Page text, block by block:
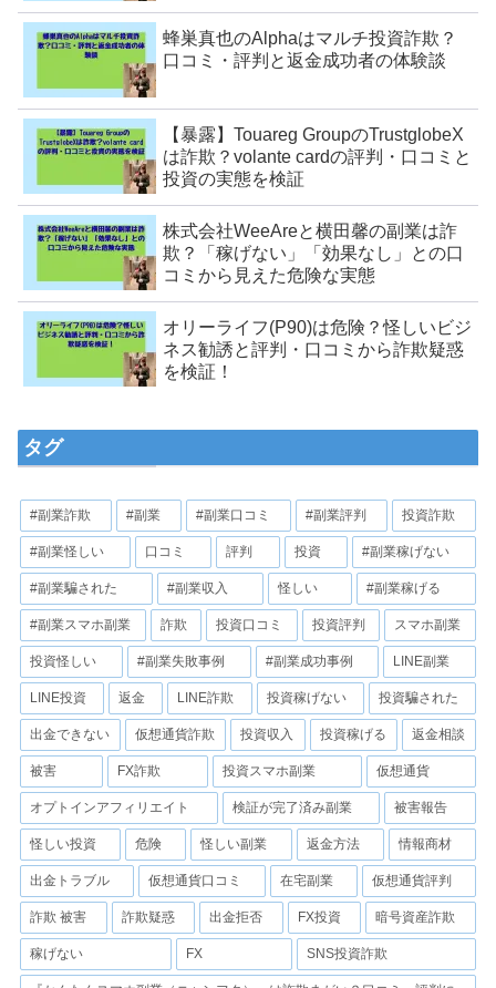
蜂巣真也のAlphaはマルチ投資詐欺？
口コミ・評判と返金成功者の体験談
【暴露】Touareg GroupのTrustglobeX
は詐欺？volante cardの評判・口コミと
投資の実態を検証
株式会社WeeAreと横田馨の副業は詐
欺？「稼げない」「効果なし」との口
コミから見えた危険な実態
オリーライフ(P90)は危険？怪しいビジ
ネス勧誘と評判・口コミから詐欺疑惑
を検証！
タグ
#副業詐欺 #副業 #副業口コミ #副業評判 投資詐欺
#副業怪しい 口コミ 評判 投資 #副業稼げない
#副業騙された #副業収入 怪しい #副業稼げる
#副業スマホ副業 詐欺 投資口コミ 投資評判 スマホ副業
投資怪しい #副業失敗事例 #副業成功事例 LINE副業
LINE投資 返金 LINE詐欺 投資稼げない 投資騙された
出金できない 仮想通貨詐欺 投資収入 投資稼げる 返金相談
被害 FX詐欺 投資スマホ副業 仮想通貨
オプトインアフィリエイト 検証が完了済み副業 被害報告
怪しい投資 危険 怪しい副業 返金方法 情報商材
出金トラブル 仮想通貨口コミ 在宅副業 仮想通貨評判
詐欺 被害 詐欺疑惑 出金拒否 FX投資 暗号資産詐欺
稼げない FX SNS投資詐欺